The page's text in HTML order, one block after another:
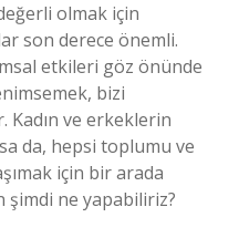
olmak için
son derece önemli.
etkileri göz önünde
bizi
Kadın ve erkeklerin
da, hepsi toplumu ve
için bir arada
şimdi ne yapabiliriz?